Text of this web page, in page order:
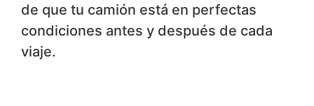
de que tu camión está en perfectas
condiciones antes y después de cada
viaje.